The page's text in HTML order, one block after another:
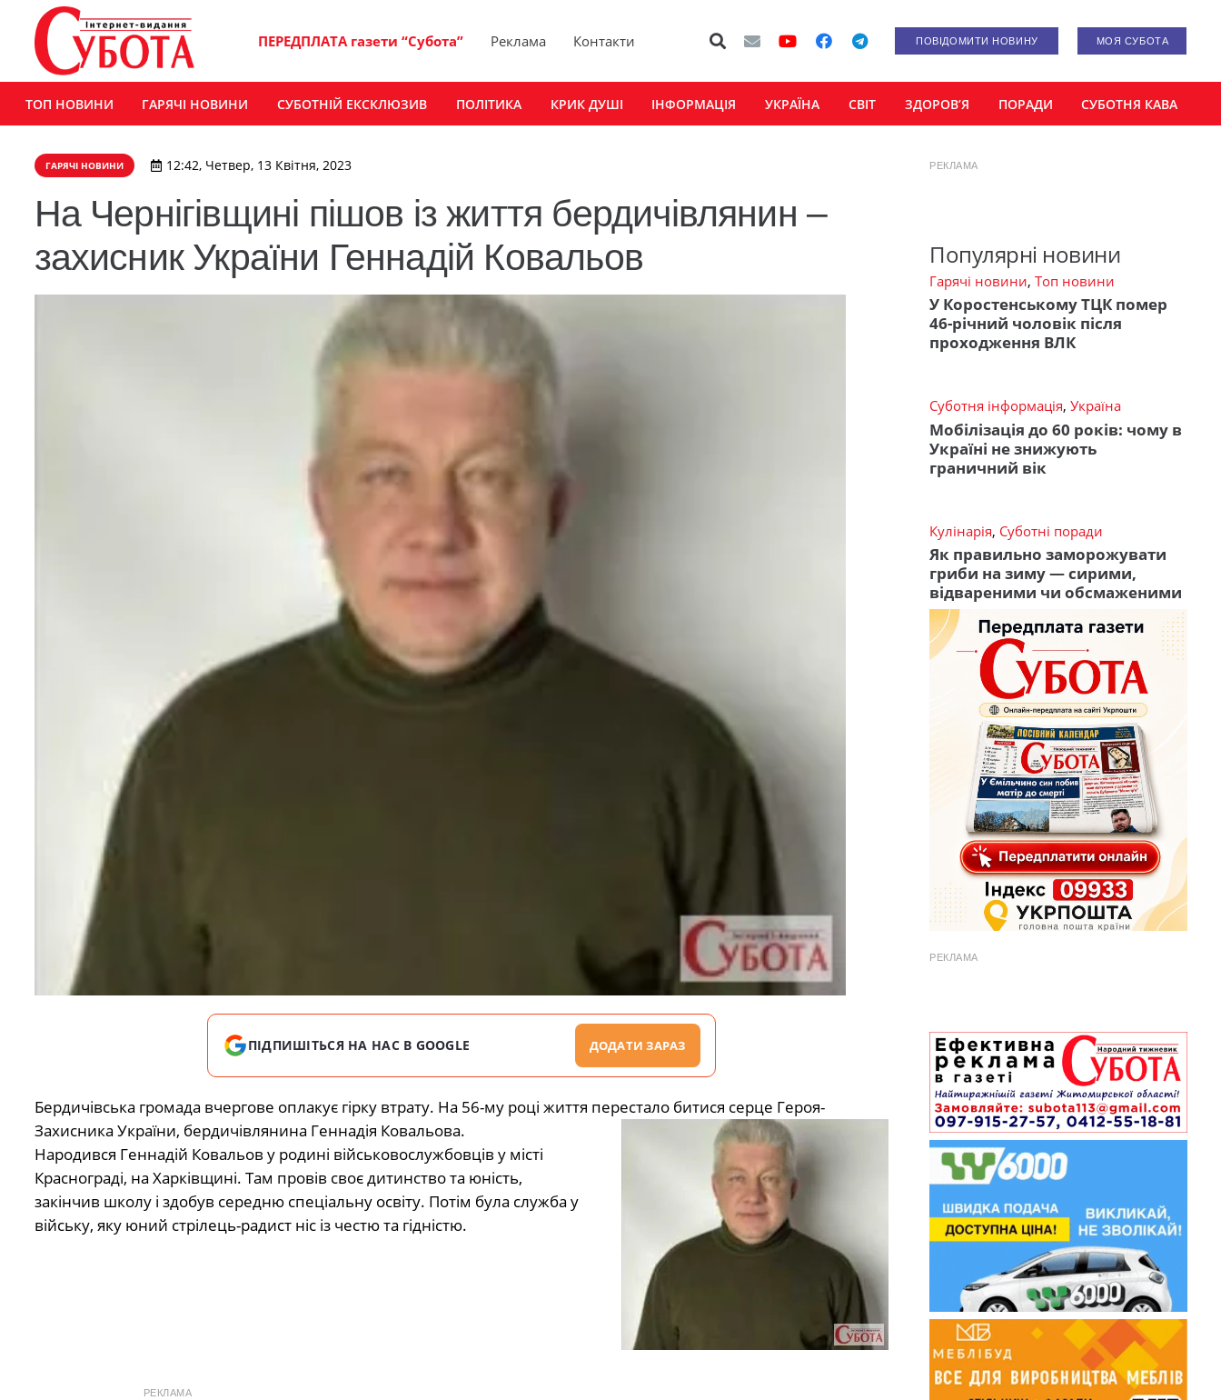
ПЕРЕДПЛАТА газети “Субота” Реклама Контакти ПОВІДОМИТИ НОВИНУ МОЯ СУБОТА
ТОП НОВИНИ ГАРЯЧІ НОВИНИ СУБОТНІЙ ЕКСКЛЮЗИВ ПОЛІТИКА КРИК ДУШІ ІНФОРМАЦІЯ УКРАЇНА СВІТ ЗДОРОВ’Я ПОРАДИ СУБОТНЯ КАВА
ГАРЯЧІ НОВИНИ 12:42, Четвер, 13 Квітня, 2023
На Чернігівщині пішов із життя бердичівлянин –
захисник України Геннадій Ковальов
ПІДПИШІТЬСЯ НА НАС В GOOGLE ДОДАТИ ЗАРАЗ
Бердичівська громада вчергове оплакує гірку втрату. На 56-му році життя перестало битися серце Героя-
Захисника України, бердичівлянина Геннадія Ковальова.
Народився Геннадій Ковальов у родині військовослужбовців у місті
Краснограді, на Харківщині. Там провів своє дитинство та юність,
закінчив школу і здобув середню спеціальну освіту. Потім була служба у
війську, яку юний стрілець-радист ніс із честю та гідністю.
РЕКЛАМА
РЕКЛАМА
Популярні новини
Гарячі новини, Топ новини
У Коростенському ТЦК помер
46-річний чоловік після
проходження ВЛК
Суботня інформація, Україна
Мобілізація до 60 років: чому в
Україні не знижують
граничний вік
Кулінарія, Суботні поради
Як правильно заморожувати
гриби на зиму — сирими,
відвареними чи обсмаженими
РЕКЛАМА